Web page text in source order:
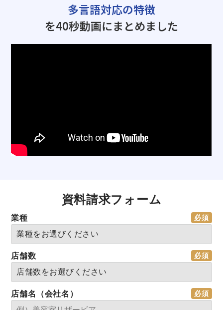
多言語対応の特徴
を40秒動画にまとめました
資料請求フォーム
業種
店舗数
店舗名（会社名）